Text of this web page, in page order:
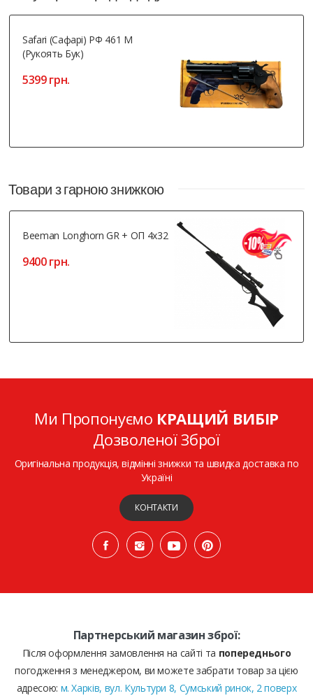
Safari (Сафарі) РФ 461 М
(рукоять Бук)
5399 грн.
Товари з гарною знижкою
Beeman Longhorn GR + ОП 4x32
9400 грн.
Ми Пропонуємо КРАЩИЙ ВИБІР
Дозволеної Зброї
Оригінальна продукція, відмінні знижки та швидка доставка по
Україні
КОНТАКТИ
Партнерський магазин зброї:
Після оформлення замовлення на сайті та попереднього
погодження з менеджером, ви можете забрати товар за цією
адресою: м. Харків, вул. Культури 8, Сумський ринок, 2 поверх